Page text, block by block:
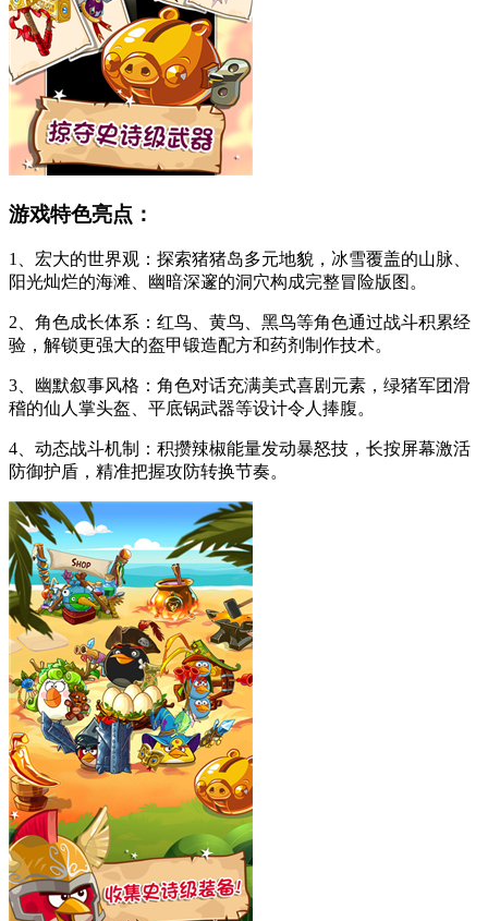
游戏特色亮点：
1、宏大的世界观：探索猪猪岛多元地貌，冰雪覆盖的山脉、
阳光灿烂的海滩、幽暗深邃的洞穴构成完整冒险版图。
2、角色成长体系：红鸟、黄鸟、黑鸟等角色通过战斗积累经
验，解锁更强大的盔甲锻造配方和药剂制作技术。
3、幽默叙事风格：角色对话充满美式喜剧元素，绿猪军团滑
稽的仙人掌头盔、平底锅武器等设计令人捧腹。
4、动态战斗机制：积攒辣椒能量发动暴怒技，长按屏幕激活
防御护盾，精准把握攻防转换节奏。